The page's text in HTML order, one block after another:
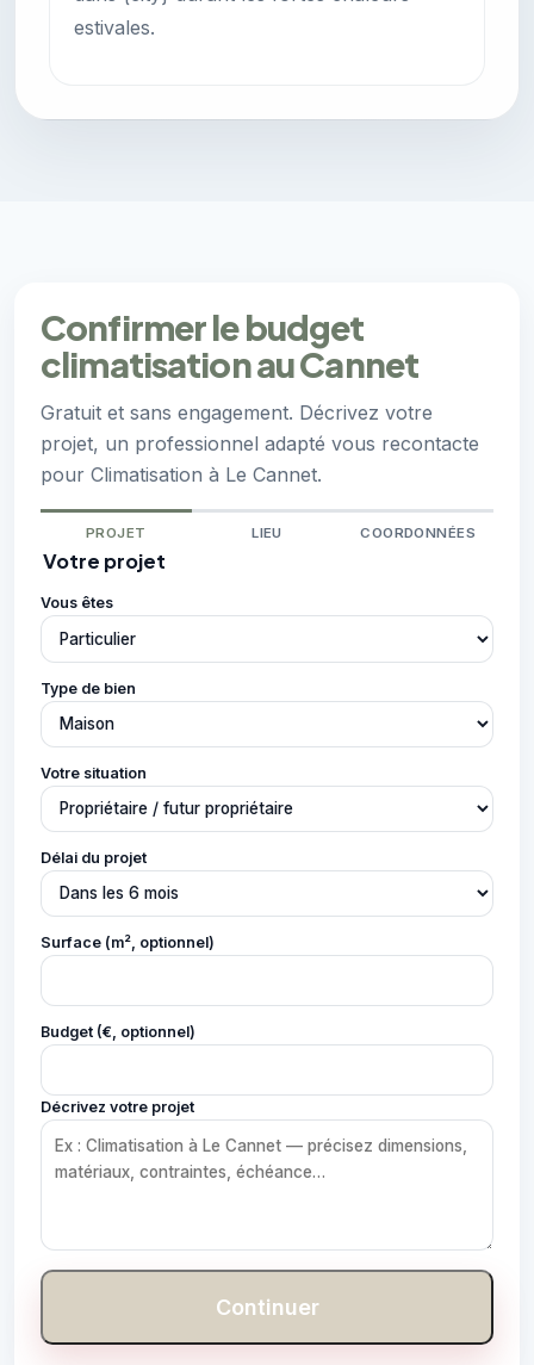
estivales.
Confirmer le budget
climatisation au Cannet
Gratuit et sans engagement. Décrivez votre
projet, un professionnel adapté vous recontacte
pour Climatisation à Le Cannet.
PROJET LIEU COORDONNÉES
Votre projet
Vous êtes
Type de bien
Votre situation
Délai du projet
Surface (m², optionnel)
Budget (€, optionnel)
Décrivez votre projet
Continuer